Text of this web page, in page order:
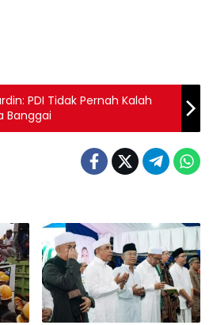
PDI Tidak Pernah Kalah
Banggai